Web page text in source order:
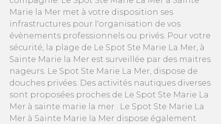
Marie la Mer met à votre disposition ses
infrastructures pour l'organisation de vos
évènements professionnels ou privés. Pour votre
sécurité, la plage de Le Spot Ste Marie La Mer, à
Sainte Marie la Mer est surveillée par des maitres
nageurs. Le Spot Ste Marie La Mer, dispose de
douches privées. Des activités nautiques diverses
sont proposées proches de Le Spot Ste Marie La
Mer à sainte marie la mer . Le Spot Ste Marie La
Mer à Sainte Marie la Mer dispose également